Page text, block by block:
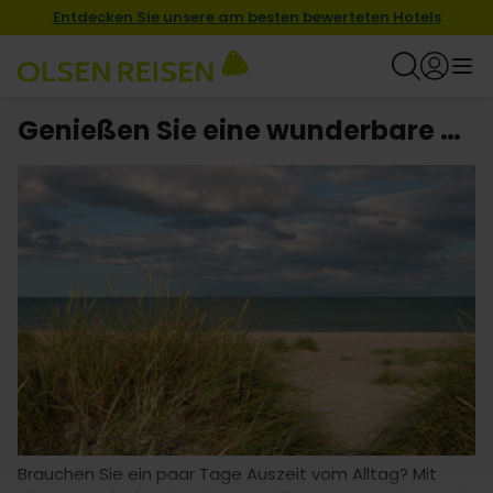
Entdecken Sie unsere am besten bewerteten Hotels
Genießen Sie eine wunderbare Kurzurlaub mit Hotel in Grenå
Brauchen Sie ein paar Tage Auszeit vom Alltag? Mit